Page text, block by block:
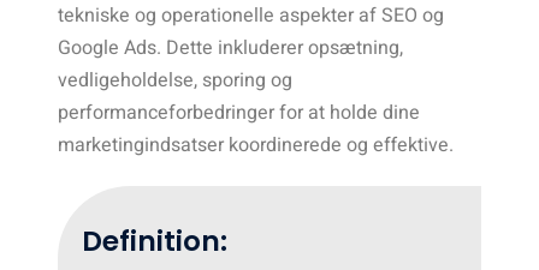
tekniske og operationelle aspekter af SEO og
Google Ads. Dette inkluderer opsætning,
vedligeholdelse, sporing og
performanceforbedringer for at holde dine
marketingindsatser koordinerede og effektive.
Definition: